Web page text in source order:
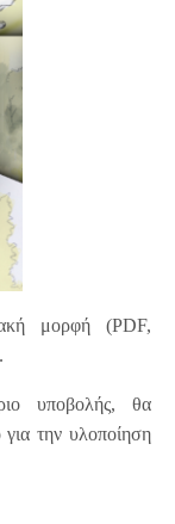
μορφή (PDF,
υποβολής, θα
για την υλοποίηση